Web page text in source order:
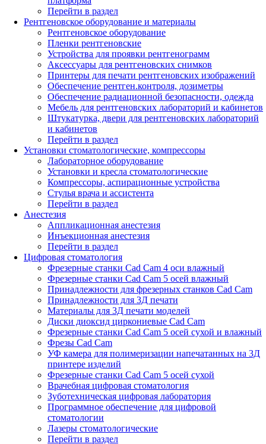
Перейти в раздел
Рентгеновское оборудование и материалы
Рентгеновское оборудование
Пленки рентгеновские
Устройства для проявки рентгенограмм
Аксессуары для рентгеновских снимков
Принтеры для печати рентгеновских изображений
Обеспечение рентген.контроля, дозиметры
Обеспечение радиационной безопасности, одежда
Мебель для рентгеновских лабораторий и кабинетов
Штукатурка, двери для рентгеновских лабораторий
и кабинетов
Перейти в раздел
Установки стоматологические, компрессоры
Лабораторное оборудование
Установки и кресла стоматологические
Компрессоры, аспирационные устройства
Стулья врача и ассистента
Перейти в раздел
Анестезия
Аппликационная анестезия
Инъекционная анестезия
Перейти в раздел
Цифровая стоматология
Фрезерные станки Cad Cam 4 оси влажный
Фрезерные станки Cad Cam 5 осей влажный
Принадлежности для фрезерных станков Cad Cam
Принадлежности для 3Д печати
Материалы для 3Д печати моделей
Диски диоксид циркониевые Cad Cam
Фрезерные станки Cad Cam 5 осей сухой и влажный
Фрезы Cad Cam
УФ камера для полимеризации напечатанных на 3Д
принтере изделий
Фрезерные станки Cad Cam 5 осей сухой
Врачебная цифровая стоматология
Зуботехническая цифровая лаборатория
Программное обеспечение для цифровой
стоматологии
Лазеры стоматологические
Перейти в раздел